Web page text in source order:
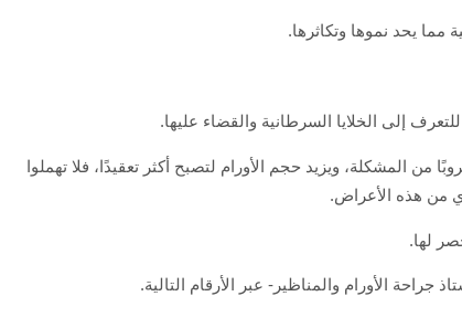
مما يحد نموها وتكاثرها.
إلى الخلايا السرطانية والقضاء عليها.
المشكلة، ويزيد حجم الأورام لتصبح أكثر تعقيدًا، فلا تهملوا
من هذه الأعراض.
لها.
الأورام والمناظير- عبر الأرقام التالية.